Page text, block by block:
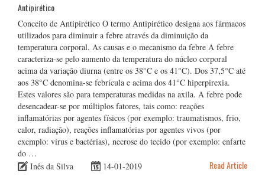
Antipirético
Conceito de Antipirético O termo Antipirético designa aos fármacos
utilizados para diminuir a febre através da diminuição da
temperatura corporal. As causas e o mecanismo da febre A febre
caracteriza-se pelo aumento da temperatura do núcleo corporal
acima da variação diurna (entre os 38°C e os 41°C). Dos 37,5°C até
aos 38°C denomina-se febrícula e acima dos 41°C hiperpirexia.
Estes valores são para temperaturas medidas na axila. A febre pode
desencadear-se por múltiplos fatores, tais como: reações
inflamatórias por agentes físicos (por exemplo: traumatismos, frio,
calor, radiação), reações inflamatórias por agentes vivos (por
exemplo: vírus e bactérias), necrose do tecido (por exemplo: enfarte
do …
Inês da Silva
14-01-2019 Read Article